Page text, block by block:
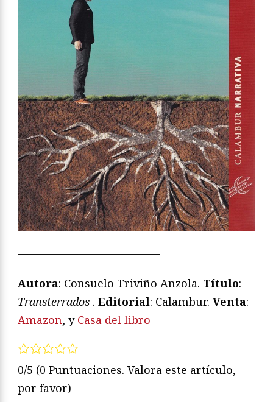
—————————————
Autora: Consuelo Triviño Anzola. Título:
Transterrados . Editorial: Calambur. Venta:
Amazon, y Casa del libro
0/5 (0 Puntuaciones. Valora este artículo,
por favor)